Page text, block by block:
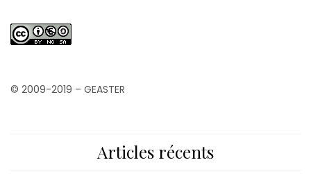
© 2009-2019 – GEASTER
Articles récents